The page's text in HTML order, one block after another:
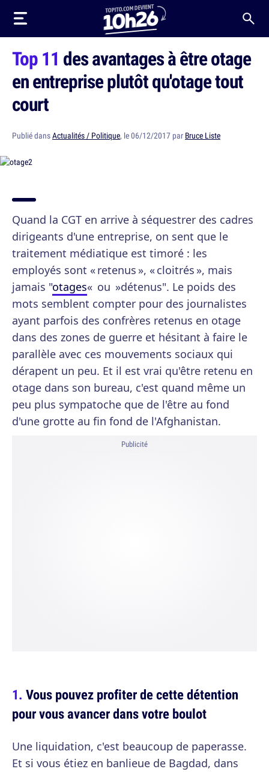
Top 11 des avantages à être otage
en entreprise plutôt qu'otage tout
court
Publié dansActualités / Politique, le 06/12/2017 par Bruce Liste
Quand la CGT en arrive à séquestrer des cadres
dirigeants d'une entreprise, on sent que le
traitement médiatique est timoré : les
employés sont « retenus », « cloitrés », mais
jamais "otages« ou »détenus". Le poids des
mots semblent compter pour des journalistes
ayant parfois des confrères retenus en otage
dans des zones de guerre et hésitant à faire le
parallèle avec ces mouvements sociaux qui
dérapent un peu. Et il est vrai qu'être retenu en
otage dans son bureau, c'est quand même un
peu plus sympatoche que de l'être au fond
d'une grotte au fin fond de l'Afghanistan.
Publicité
Vous pouvez profiter de cette détention
pour vous avancer dans votre boulot
Une liquidation, c'est beaucoup de paperasse.
Et si vous étiez en banlieue de Bagdad, dans